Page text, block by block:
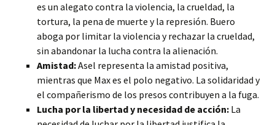
es un alegato contra la violencia, la crueldad, la
tortura, la pena de muerte y la represión. Buero
aboga por limitar la violencia y rechazar la crueldad,
sin abandonar la lucha contra la alienación.
Amistad:Asel representa la amistad positiva,
mientras que Max es el polo negativo. La solidaridad y
el compañerismo de los presos contribuyen a la fuga.
Lucha por la libertad y necesidad de acción: La